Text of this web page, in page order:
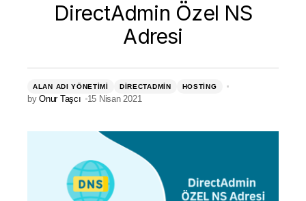
DirectAdmin Özel NS
Adresi
ALAN ADI YÖNETIMI DIRECTADMIN HOSTING
by Onur Taşcı 15 Nisan 2021